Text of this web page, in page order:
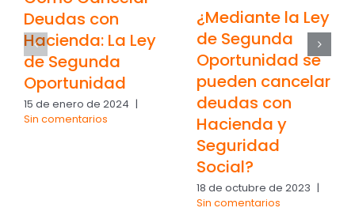
Deudas con
Hacienda: La Ley
de Segunda
Oportunidad
15 de enero de 2024 |
Sin comentarios
¿Mediante la Ley
de Segunda
Oportunidad se
pueden cancelar
deudas con
Hacienda y
Seguridad
Social?
18 de octubre de 2023 |
Sin comentarios